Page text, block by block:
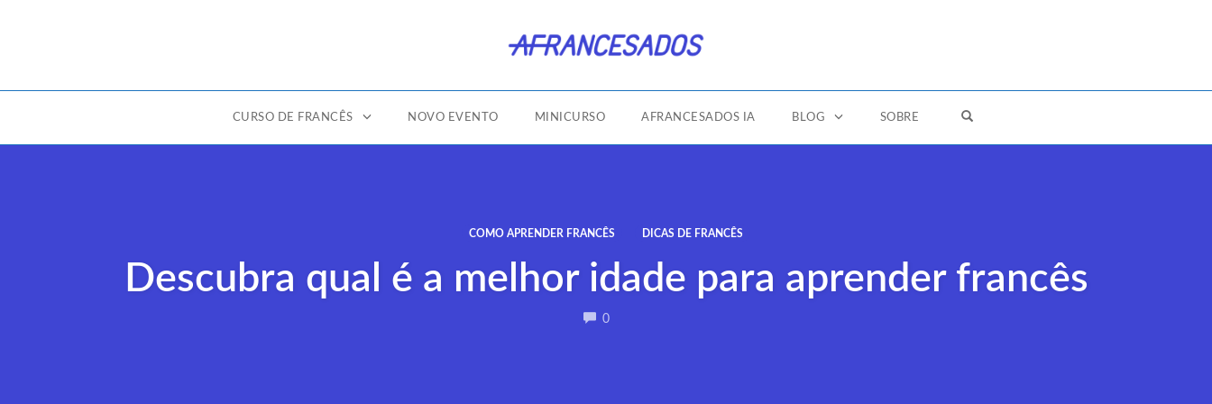
CURSO DE FRANCÊS NOVO EVENTO MINICURSO AFRANCESADOS IA BLOG SOBRE OPEN SEARCH FORM
COMO APRENDER FRANCÊS DICAS DE FRANCÊS
Descubra qual é a melhor idade para aprender francês
0COMMENTS